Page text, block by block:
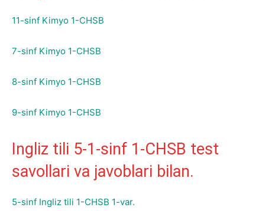
11-sinf Kimyo 1-CHSB
7-sinf Kimyo 1-CHSB
8-sinf Kimyo 1-CHSB
9-sinf Kimyo 1-CHSB
Ingliz tili 5-1-sinf 1-CHSB test
savollari va javoblari bilan.
5-sinf Ingliz tili 1-CHSB 1-var.